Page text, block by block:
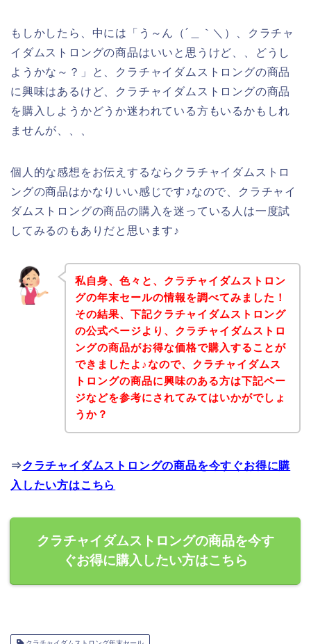
もしかしたら、中には「う～ん（´＿｀＼）、クラチャ
イダムストロングの商品はいいと思うけど、、どうし
ようかな～？」と、クラチャイダムストロングの商品
に興味はあるけど、クラチャイダムストロングの商品
を購入しようかどうか迷われている方もいるかもしれ
ませんが、、、
個人的な感想をお伝えするならクラチャイダムストロ
ングの商品はかなりいい感じです♪なので、クラチャイ
ダムストロングの商品の購入を迷っている人は一度試
してみるのもありだと思います♪
私自身、色々と、クラチャイダムストロン
グの年末セールの情報を調べてみました！
その結果、下記クラチャイダムストロング
の公式ページより、クラチャイダムストロ
ングの商品がお得な価格で購入することが
できましたよ♪なので、クラチャイダムス
トロングの商品に興味のある方は下記ペー
ジなどを参考にされてみてはいかがでしょ
うか？
⇒クラチャイダムストロングの商品を今すぐお得に購
入したい方はこちら
クラチャイダムストロングの商品を今す
ぐお得に購入したい方はこちら